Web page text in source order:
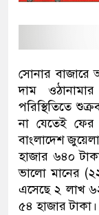
সোনার বাজারে
দাম
পরিস্থিতিতে
না যেতেই ফের
বাংলাদেশ
হাজার ৬৪০
ভালো মানের
এসেছে ২ লাখ
৫৪ হাজার টাকা।